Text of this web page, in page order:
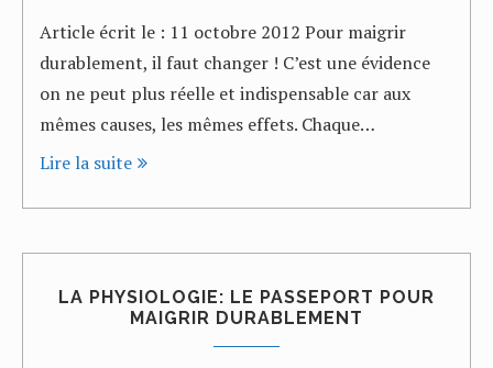
Article écrit le : 11 octobre 2012 Pour maigrir
durablement, il faut changer ! C’est une évidence
on ne peut plus réelle et indispensable car aux
mêmes causes, les mêmes effets. Chaque…
Lire la suite
LA PHYSIOLOGIE: LE PASSEPORT POUR
MAIGRIR DURABLEMENT